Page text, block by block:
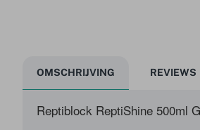
OMSCHRIJVING REVIEWS
Reptiblock ReptiShine 500ml